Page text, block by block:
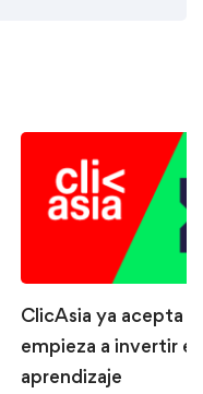
ClicAsia ya acepta
empieza a invertir
aprendizaje